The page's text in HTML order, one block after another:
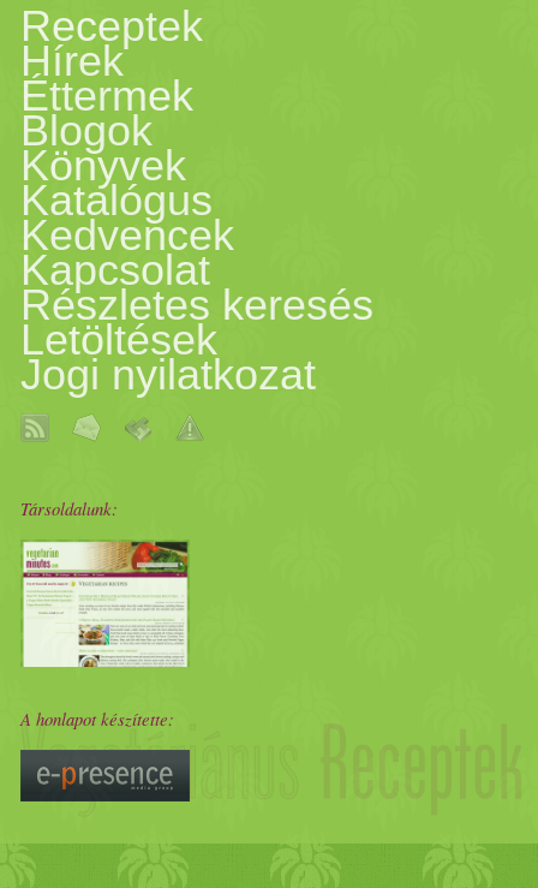
Receptek
Hírek
Éttermek
Blogok
Könyvek
Katalógus
Kedvencek
Kapcsolat
Részletes keresés
Letöltések
Jogi nyilatkozat
Társoldalunk:
A honlapot készítette: